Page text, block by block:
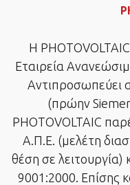
Η PHOTOVOLTAIC
Εταιρεία
Αντιπροσωπεύει
(πρώην
PHOTOVOLTAIC
Α.Π.Ε. (μελέτη
θέση σε λειτουργία)
9001:2000. Επίσης